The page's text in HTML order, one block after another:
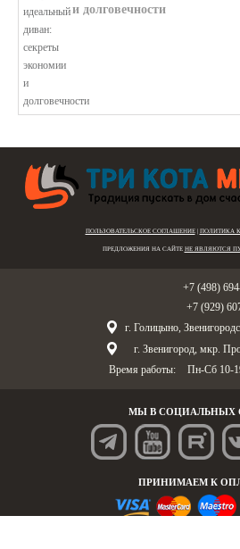
и долговечности
ПОЛЬЗОВАТЕЛЬСКОЕ СОГЛАШЕНИЕ| ПОЛИТИКА
ПРЕДЛОЖЕНИЯ НА САЙТЕ НЕ ЯВЛЯЮТСЯ
+7 (498)
+7 (929)
г. Голицыно,
г. Звенигород, мкр.
Время работы:
Пн-Сб 10-
МЫ В СОЦИАЛЬНЫХ
ПРИНИМАЕМ К